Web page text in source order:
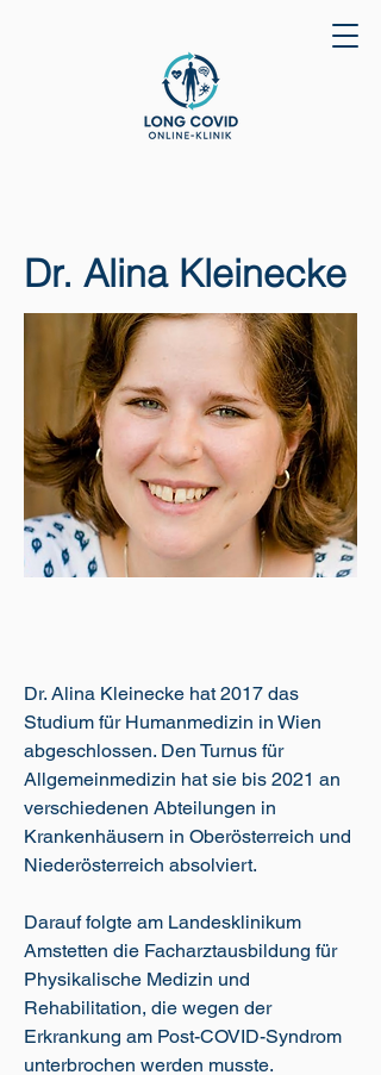
Dr. Alina Kleinecke
Dr. Alina Kleinecke hat 2017 das
Studium für Humanmedizin in Wien
abgeschlossen. Den Turnus für
Allgemeinmedizin hat sie bis 2021 an
verschiedenen Abteilungen in
Krankenhäusern in Oberösterreich und
Niederösterreich absolviert.
Darauf folgte am Landesklinikum
Amstetten die Facharztausbildung für
Physikalische Medizin und
Rehabilitation, die wegen der
Erkrankung am Post-COVID-Syndrom
unterbrochen werden musste.